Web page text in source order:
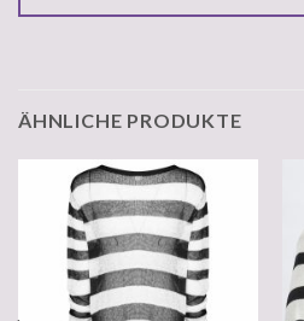
ÄHNLICHE PRODUKTE